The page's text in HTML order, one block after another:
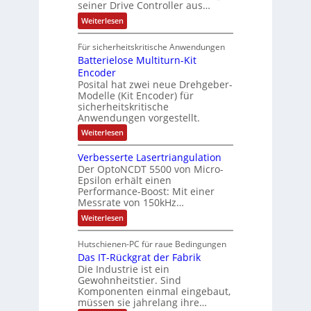
m
a
t
i
o
g
e
w
ä
h
t
s
k
ä
f
t
e
e
r
A
z
t
e
l
e
r
ä
l
t
S
c
h
u
t
z
l
a
c
k
b
e
s
c
i
c
h
t
u
seiner Drive Controller aus…
Weiterlesen:
S
n
s
l
o
s
e
F
a
n
g
s
c
h
a
l
u
n
g
Für sicherheitskritische Anwendungen
Batterielose Multiturn-Kit
Encoder
Posital hat zwei neue Drehgeber-
Modelle (Kit Encoder) für
sicherheitskritische
Anwendungen vorgestellt.
Weiterlesen:
B
t
t
e
r
i
e
l
o
e
M
u
l
t
i
t
Verbesserte Lasertriangulation
Der OptoNCDT 5500 von Micro-
Epsilon erhält einen
Performance-Boost: Mit einer
Messrate von 150kHz…
Weiterlesen:
V
r
b
e
s
s
e
r
Hutschienen-PC für raue Bedingungen
Das IT-Rückgrat der Fabrik
Die Industrie ist ein
Gewohnheitstier. Sind
Komponenten einmal eingebaut,
müssen sie jahrelang ihre…